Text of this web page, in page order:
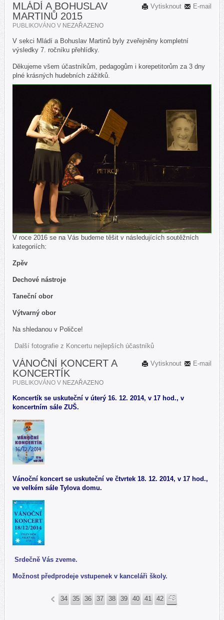
E-mail
Vytisknout
MLÁDÍ A BOHUSLAV
MARTINŮ 2015
PUBLIKOVÁNO V NEZAŘAZENO
V sekci Mládí a Bohuslav Martinů byly zveřejněny kompletní
výsledky 7. ročníku přehlídky.
Děkujeme všem účastníkům, pedagogům i korepetitorům za 3 dny
plné krásných hudebních zážitků.
V roce 2016 se na Vás budeme těšit v následujících soutěžních
kategoriích:
Zpěv
Dechové nástroje
Taneční obor
Výtvarný obor
Na shledanou v Poličce!
Další fotografie z Koncertu nejlepších účastníků
E-mail
Vytisknout
VÁNOČNÍ KONCERT A
KONCERTÍK
PUBLIKOVÁNO V NEZAŘAZENO
Koncertík se uskuteční v úterý 16. 12. 2014, v 17 hod., v
koncertním sále ZUŠ.
Vánoční koncert se uskuteční ve čtvrtek 18. 12. 2014, v 17 hod.,
ve velkém sále Tylova domu.
Srdečně Vás zveme.
Možnost předprodeje vstupenek v kanceláři školy.
«
34 35 36 37 38 39 40 41 42 43